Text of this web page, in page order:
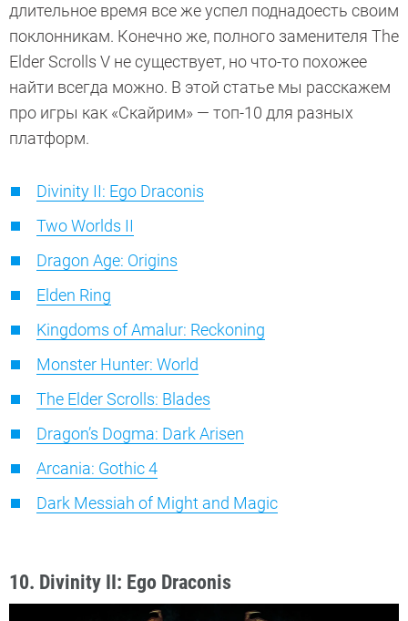
длительное время все же успел поднадоесть своим
поклонникам. Конечно же, полного заменителя The
Elder Scrolls V не существует, но что-то похожее
найти всегда можно. В этой статье мы расскажем
про игры как «Скайрим» — топ-10 для разных
платформ.
Divinity II: Ego Draconis
Two Worlds II
Dragon Age: Origins
Elden Ring
Kingdoms of Amalur: Reckoning
Monster Hunter: World
The Elder Scrolls: Blades
Dragon’s Dogma: Dark Arisen
Arcania: Gothic 4
Dark Messiah of Might and Magic
10. Divinity II: Ego Draconis